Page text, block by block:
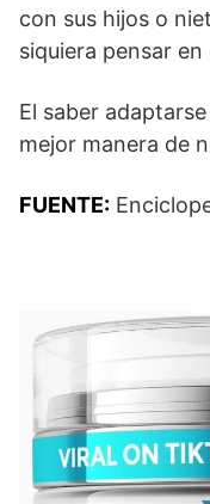
con sus hijos o
siquiera pensar en
El saber
mejor manera de
FUENTE: